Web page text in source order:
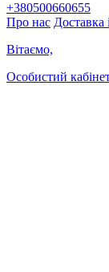
+380500660655
Про нас Доставка
Вітаємо,
Особистий